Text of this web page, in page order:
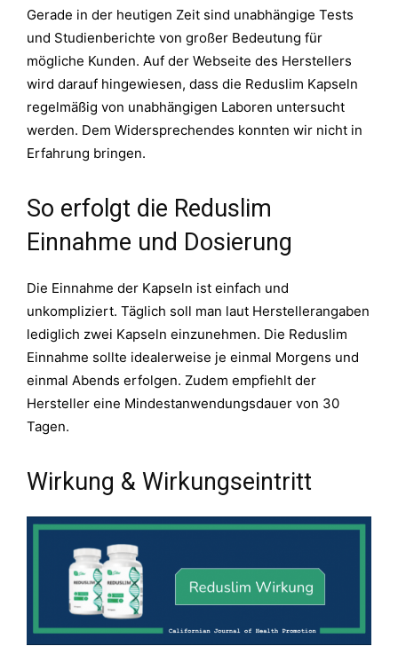
Gerade in der heutigen Zeit sind unabhängige Tests
und Studienberichte von großer Bedeutung für
mögliche Kunden. Auf der Webseite des Herstellers
wird darauf hingewiesen, dass die Reduslim Kapseln
regelmäßig von unabhängigen Laboren untersucht
werden. Dem Widersprechendes konnten wir nicht in
Erfahrung bringen.
So erfolgt die Reduslim
Einnahme und Dosierung
Die Einnahme der Kapseln ist einfach und
unkompliziert. Täglich soll man laut Herstellerangaben
lediglich zwei Kapseln einzunehmen. Die Reduslim
Einnahme sollte idealerweise je einmal Morgens und
einmal Abends erfolgen. Zudem empfiehlt der
Hersteller eine Mindestanwendungsdauer von 30
Tagen.
Wirkung & Wirkungseintritt